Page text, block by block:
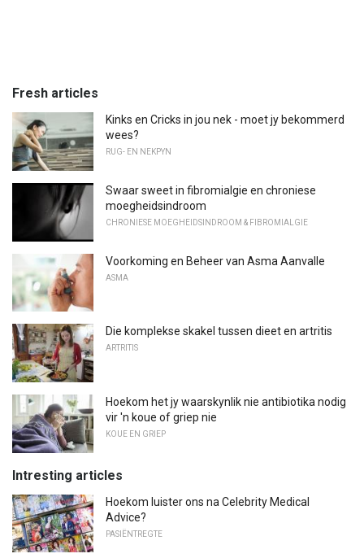
Fresh articles
Kinks en Cricks in jou nek - moet jy bekommerd
wees?
RUG- EN NEKPYN
Swaar sweet in fibromialgie en chroniese
moegheidsindroom
CHRONIESE MOEGHEIDSINDROOM & FIBROMIALGIE
Voorkoming en Beheer van Asma Aanvalle
ASMA
Die komplekse skakel tussen dieet en artritis
ARTRITIS
Hoekom het jy waarskynlik nie antibiotika nodig
vir 'n koue of griep nie
KOUE EN GRIEP
Intresting articles
Hoekom luister ons na Celebrity Medical
Advice?
PASIËNTREGTE